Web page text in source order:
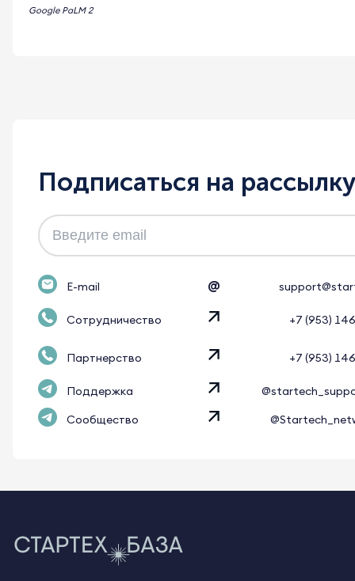
Google PaLM 2
Подписаться на рассылку
E-mail @
Сотрудничество +7 (953)
Партнерство +7 (953)
Поддержка
Сообщество